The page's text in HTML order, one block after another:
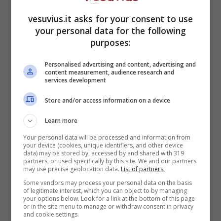
Il sindaco di afragola, Vincenzo Nespoli
mostra piuttosto preoccupato. Egli spiega che
nel rione Salicelle da molti anni vivono persone
che hanno occupato abusivamente alloggi e
proprio da ieri è iniziato il piano di sgomberi,
che subito ha provocato forti reazioni. Gli
sgomberi dovranno essere un centinaio e
dovranno seguire la graudatoria degli
assegnatari varata dal prefetto Pansa.
Aggiunge Nespoli: “Tra gli abusivi del Rione
vesuvius.it asks for your consent to use
your personal data for the following
purposes:
Personalised advertising and content, advertising and
content measurement, audience research and
services development
Store and/or access information on a device
Learn more
Your personal data will be processed and information from
your device (cookies, unique identifiers, and other device
data) may be stored by, accessed by and shared with 319
partners, or used specifically by this site. We and our partners
may use precise geolocation data. List of partners.
Some vendors may process your personal data on the basis
of legitimate interest, which you can object to by managing
your options below. Look for a link at the bottom of this page
or in the site menu to manage or withdraw consent in privacy
and cookie settings.